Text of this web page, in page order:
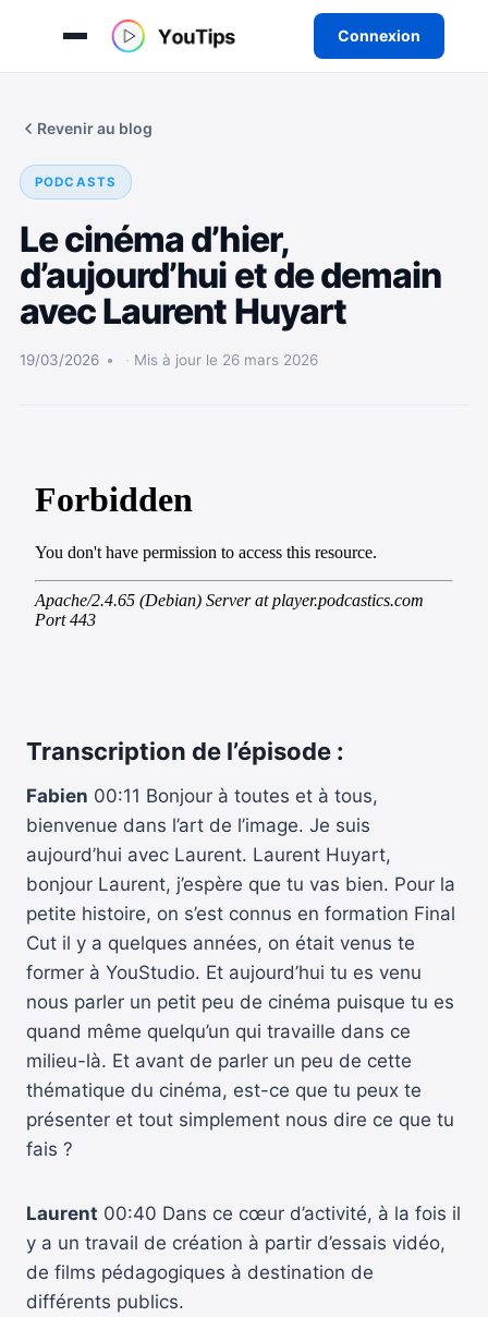
Connexion
Revenir au blog
PODCASTS
Le cinéma d’hier,
d’aujourd’hui et de demain
avec Laurent Huyart
19/03/2026 Mis à jour le 26 mars 2026
Transcription de l’épisode :
Fabien 00:11 Bonjour à toutes et à tous,
bienvenue dans l’art de l’image. Je suis
aujourd’hui avec Laurent. Laurent Huyart,
bonjour Laurent, j’espère que tu vas bien. Pour la
petite histoire, on s’est connus en formation Final
Cut il y a quelques années, on était venus te
former à YouStudio. Et aujourd’hui tu es venu
nous parler un petit peu de cinéma puisque tu es
quand même quelqu’un qui travaille dans ce
milieu-là. Et avant de parler un peu de cette
thématique du cinéma, est-ce que tu peux te
présenter et tout simplement nous dire ce que tu
fais ?
Laurent 00:40 Dans ce cœur d’activité, à la fois il
y a un travail de création à partir d’essais vidéo,
de films pédagogiques à destination de
différents publics.